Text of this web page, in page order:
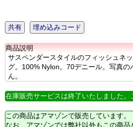
共有 埋め込みコード
商品説明
サスペンダースタイルのフィッシュネ
グ。100% Nylon。70デニール。写真
ん。
在庫販売サービスは終了いたしました。
この商品はアマゾンで販売しています。
なお、アマゾンでは弊社以外もこの商品